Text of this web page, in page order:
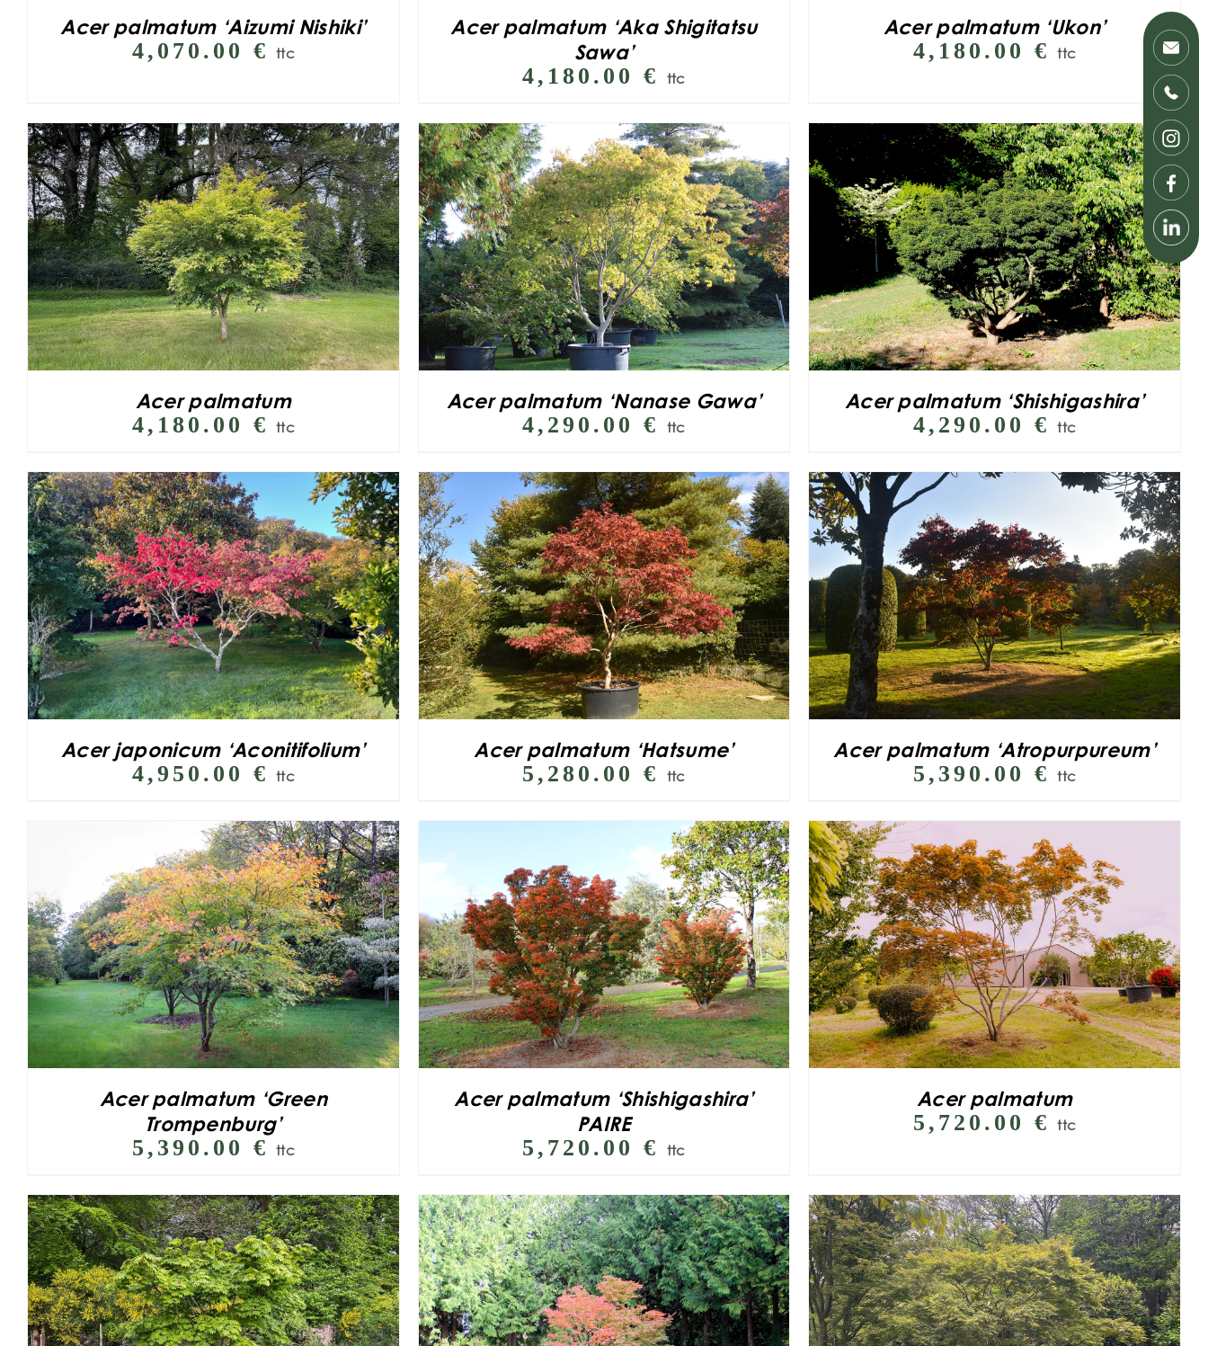
Acer palmatum ‘Aizumi Nishiki’
4,070.00 € ttc
Acer palmatum ‘Aka Shigitatsu
Sawa’
4,180.00€ ttc
Acer palmatum ‘Ukon’
4,180.00€ ttc
Acer palmatum
4,180.00 € ttc
Acer palmatum ‘Nanase Gawa’
4,290.00€ ttc
Acer palmatum ‘Shishigashira’
4,290.00€ ttc
Acer japonicum ‘Aconitifolium’
4,950.00 € ttc
Acer palmatum ‘Hatsume’
5,280.00€ ttc
Acer palmatum ‘Atropurpureum’
5,390.00€ ttc
Acer palmatum ‘Green
Trompenburg’
5,390.00 € ttc
Acer palmatum ‘Shishigashira’
PAIRE
5,720.00€ ttc
Acer palmatum
5,720.00€ ttc